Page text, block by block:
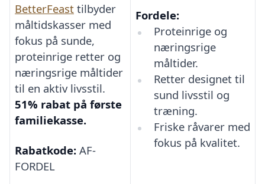
BetterFeast tilbyder
måltidskasser med
fokus på sunde,
proteinrige retter og
næringsrige måltider
til en aktiv livsstil.
51% rabat på første
familiekasse.
Rabatkode: AF-
FORDEL
Fordele:
Proteinrige og
næringsrige
måltider.
Retter designet til
sund livsstil og
træning.
Friske råvarer med
fokus på kvalitet.